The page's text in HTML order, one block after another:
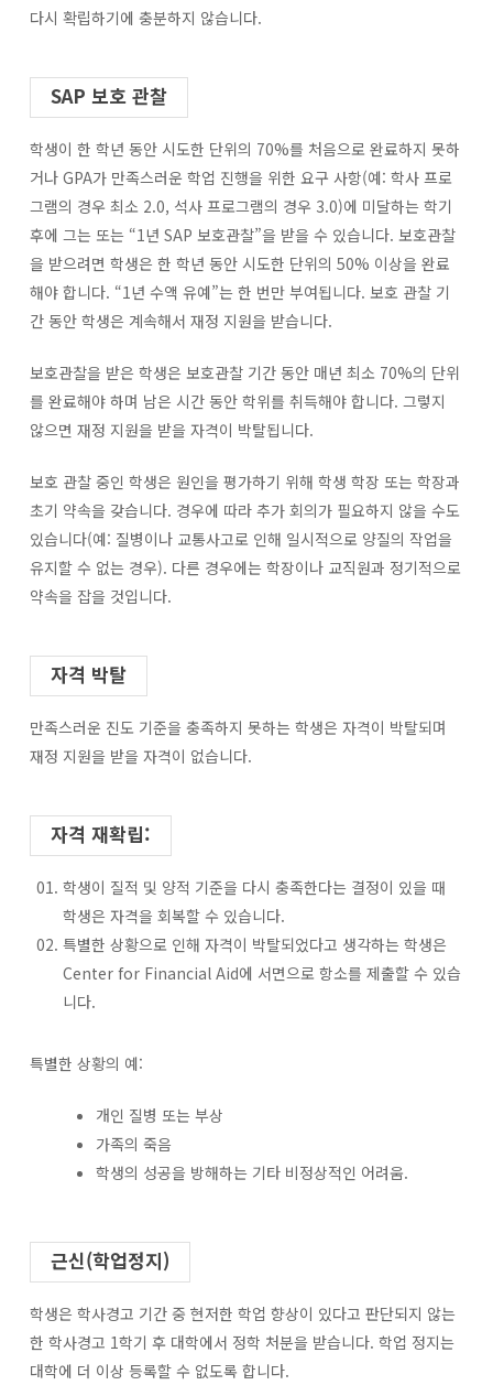
다시 확립하기에 충분하지 않습니다.
SAP 보호 관찰
학생이 한 학년 동안 시도한 단위의 70%를 처음으로 완료하지 못하
거나 GPA가 만족스러운 학업 진행을 위한 요구 사항(예: 학사 프로
그램의 경우 최소 2.0, 석사 프로그램의 경우 3.0)에 미달하는 학기
후에 그는 또는 “1년 SAP 보호관찰”을 받을 수 있습니다. 보호관찰
을 받으려면 학생은 한 학년 동안 시도한 단위의 50% 이상을 완료
해야 합니다. “1년 수액 유예”는 한 번만 부여됩니다. 보호 관찰 기
간 동안 학생은 계속해서 재정 지원을 받습니다.
보호관찰을 받은 학생은 보호관찰 기간 동안 매년 최소 70%의 단위
를 완료해야 하며 남은 시간 동안 학위를 취득해야 합니다. 그렇지
않으면 재정 지원을 받을 자격이 박탈됩니다.
보호 관찰 중인 학생은 원인을 평가하기 위해 학생 학장 또는 학장과
초기 약속을 갖습니다. 경우에 따라 추가 회의가 필요하지 않을 수도
있습니다(예: 질병이나 교통사고로 인해 일시적으로 양질의 작업을
유지할 수 없는 경우). 다른 경우에는 학장이나 교직원과 정기적으로
약속을 잡을 것입니다.
자격 박탈
만족스러운 진도 기준을 충족하지 못하는 학생은 자격이 박탈되며
재정 지원을 받을 자격이 없습니다.
자격 재확립:
학생이 질적 및 양적 기준을 다시 충족한다는 결정이 있을 때
학생은 자격을 회복할 수 있습니다.
특별한 상황으로 인해 자격이 박탈되었다고 생각하는 학생은
Center for Financial Aid에 서면으로 항소를 제출할 수 있습
니다.
특별한 상황의 예:
개인 질병 또는 부상
가족의 죽음
학생의 성공을 방해하는 기타 비정상적인 어려움.
근신(학업정지)
학생은 학사경고 기간 중 현저한 학업 향상이 있다고 판단되지 않는
한 학사경고 1학기 후 대학에서 정학 처분을 받습니다. 학업 정지는
대학에 더 이상 등록할 수 없도록 합니다.